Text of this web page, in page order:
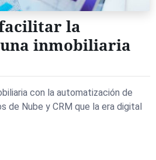
la
inmobiliaria
con la automatización de
de Nube y CRM que la era digital